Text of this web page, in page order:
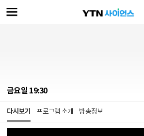
금요일 19:30
다시보기 프로그램 소개 방송정보